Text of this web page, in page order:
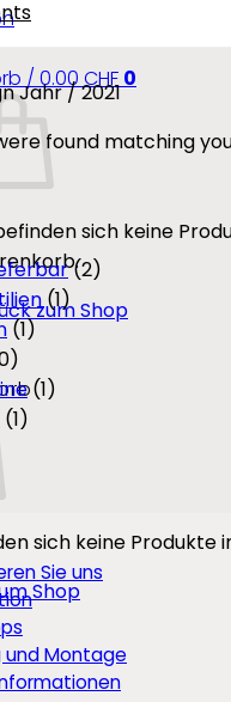
/ 0.00 CHF 0
sich keine
zum Shop
sich keine Produkte
Shop
Jahr/2021
found matching
(2)
(1)
(1)
(1)
(1)
Sie uns
und Montage